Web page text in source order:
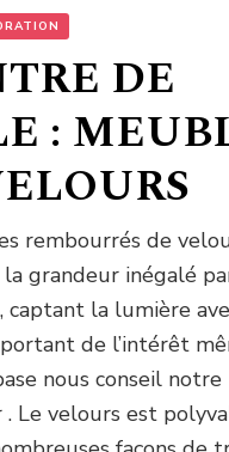
DE
:
rembourrés de
la grandeur inégalé
captant la lumière
de l’intérêt
nous conseil notre
. Le velours est